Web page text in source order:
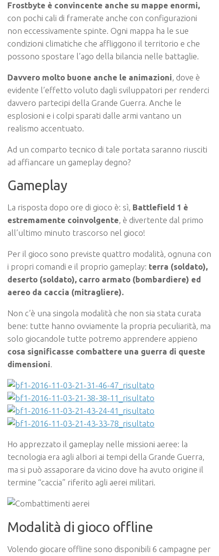
Frostbyte è convincente anche su mappe enormi,
con pochi cali di framerate anche con configurazioni
non eccessivamente spinte. Ogni mappa ha le sue
condizioni climatiche che affliggono il territorio e che
possono spostare l’ago della bilancia nelle battaglie.
Davvero molto buone anche le animazioni, dove è
evidente l’effetto voluto dagli sviluppatori per renderci
davvero partecipi della Grande Guerra. Anche le
esplosioni e i colpi sparati dalle armi vantano un
realismo accentuato.
Ad un comparto tecnico di tale portata saranno riusciti
ad affiancare un gameplay degno?
Gameplay
La risposta dopo ore di gioco è: sì, Battlefield 1 è
estremamente coinvolgente, è divertente dal primo
all’ultimo minuto trascorso nel gioco!
Per il gioco sono previste quattro modalità, ognuna con
i propri comandi e il proprio gameplay: terra (soldato),
deserto (soldato), carro armato (bombardiere) ed
aereo da caccia (mitragliere).
Non c’è una singola modalità che non sia stata curata
bene: tutte hanno ovviamente la propria peculiarità, ma
solo giocandole tutte potremo apprendere appieno
cosa significasse combattere una guerra di queste
dimensioni.
Ho apprezzato il gameplay nelle missioni aeree: la
tecnologia era agli albori ai tempi della Grande Guerra,
ma si può assaporare da vicino dove ha avuto origine il
termine “caccia” riferito agli aerei militari.
Modalità di gioco offline
Volendo giocare offline sono disponibili 6 campagne per